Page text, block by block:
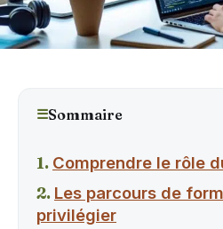
☰Sommaire
Comprendre le rôle
Les parcours de
privilégier